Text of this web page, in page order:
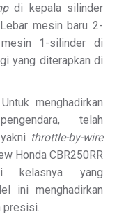
di kepala silinder
mesin baru 2-
1-silinder di
yang diterapkan di
Untuk menghadirkan
telah
throttle-by-wire
Honda CBR250RR
kelasnya yang
ini menghadirkan